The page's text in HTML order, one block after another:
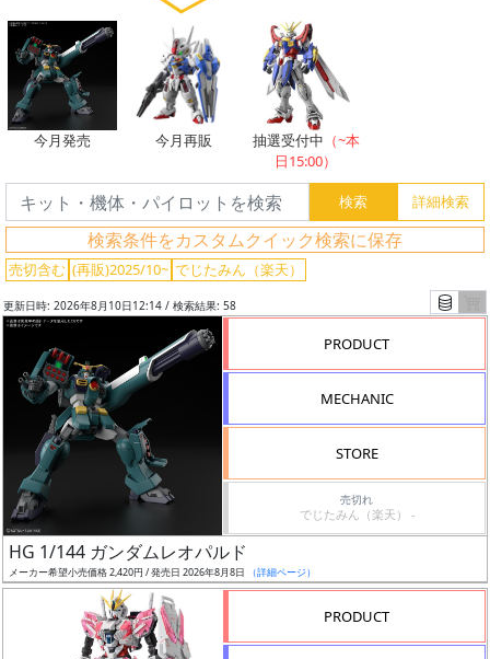
今月発売 今月再販 抽選受付中 （~本
日15:00）
検索条件をカスタムクイック検索に保存
売切含む (再販)2025/10~ でじたみん（楽天）
フ
リ
ー
更新日時: 2026年8月10日12:14 / 検索結果: 58
PRODUCT
MECHANIC
STORE
売切れ
でじたみん（楽天） -
HG 1/144 ガンダムレオパルド
メーカー希望小売価格 2,420円 / 発売日 2026年8月8日 （詳細ページ）
PRODUCT